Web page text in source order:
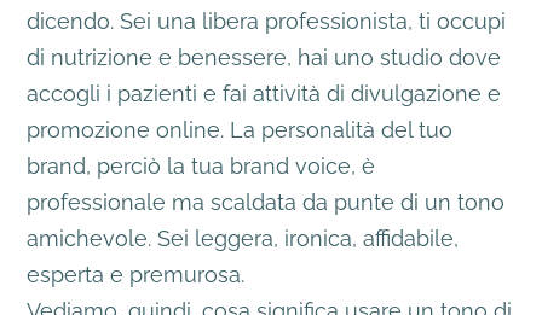
dicendo. Sei una libera professionista, ti occupi
di nutrizione e benessere, hai uno studio dove
accogli i pazienti e fai attività di divulgazione e
promozione online. La personalità del tuo
brand, perciò la tua brand voice, è
professionale ma scaldata da punte di un tono
amichevole. Sei leggera, ironica, affidabile,
esperta e premurosa.